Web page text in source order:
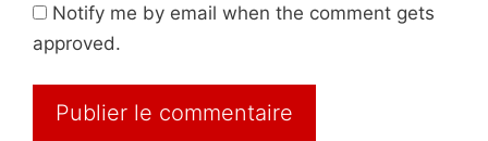
Notify me by email when the comment gets
approved.